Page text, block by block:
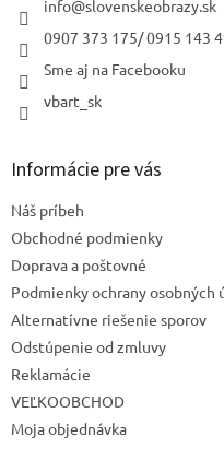
info@slovenskeobrazy.sk
0907 373 175/ 0915 143
Sme aj na Facebooku
vbart_sk
Informácie pre vás
Náš príbeh
Obchodné podmienky
Doprava a poštovné
Podmienky ochrany osobných
Alternatívne riešenie sporov
Odstúpenie od zmluvy
Reklamácie
VEĽKOOBCHOD
Moja objednávka